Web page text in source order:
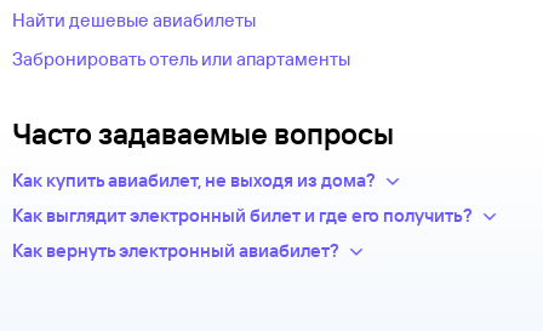
Найти дешевые авиабилеты
Забронировать отель или апартаменты
Часто задаваемые вопросы
Как купить авиабилет, не выходя из дома?
Укажите в нужных полях маршрут, дату поездки и число
из предложений сотен авиакомпаний.
Как выглядит электронный билет и где его получить?
После оплаты на сайте, в базе данных авиакомпании
Как вернуть электронный авиабилет?